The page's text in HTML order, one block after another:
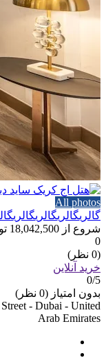
All photos
گالریگالریگالریگالری
شروع از 18,042,500 تومان
0
(0 نظر)
خرید آنلاین
0/5
بدون امتیاز (0 نظر)
- Dubai - United
Arab Emirates